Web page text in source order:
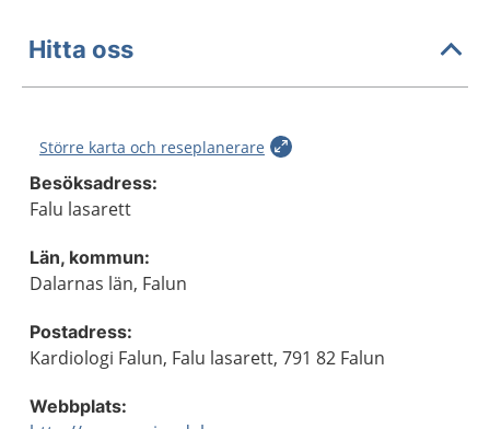
Hitta oss
Större karta och reseplanerare
Besöksadress:
Falu lasarett
Län, kommun:
Dalarnas län, Falun
Postadress:
Kardiologi Falun, Falu lasarett, 791 82 Falun
Webbplats: